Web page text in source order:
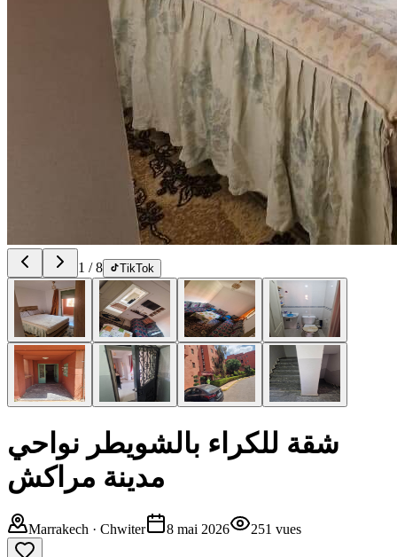
1 /8 TikTok
شقة للكراء بالشويطر نواحي
مدينة مراكش
Marrakech · Chwiter 8 mai 2026 251 vues